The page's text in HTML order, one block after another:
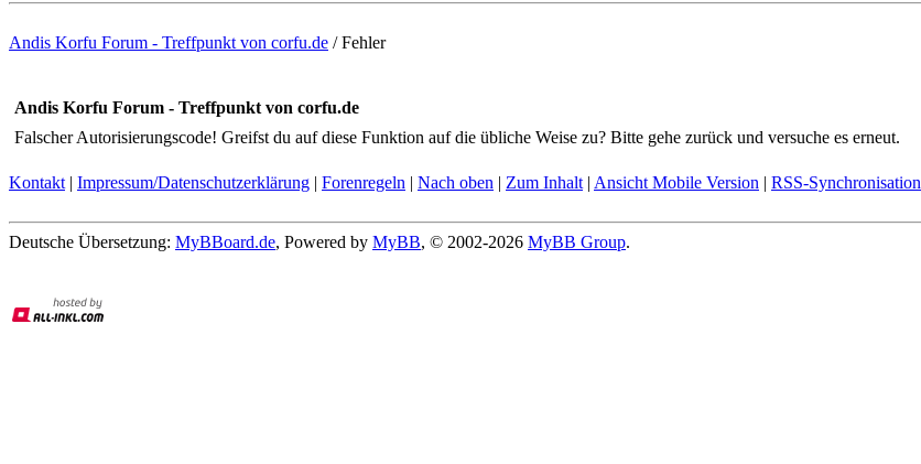
Andis Korfu Forum - Treffpunkt von corfu.de /Fehler
Andis Korfu Forum - Treffpunkt von corfu.de
Falscher Autorisierungscode! Greifst du auf diese Funktion auf die übliche Weise zu? Bitte gehe zurück und versuche es erneut.
Kontakt | Impressum/Datenschutzerklärung | Forenregeln | Nach oben | Zum Inhalt | Ansicht Mobile Version | RSS-Synchronisation
Deutsche Übersetzung: MyBBoard.de, Powered by MyBB, © 2002-2026 MyBB Group.